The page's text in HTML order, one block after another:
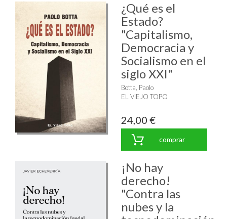
¿Qué es el
Estado?
"Capitalismo,
Democracia y
Socialismo en el
siglo XXI"
Botta, Paolo
EL VIEJO TOPO
24,00 €
comprar
¡No hay
derecho!
"Contra las
nubes y la